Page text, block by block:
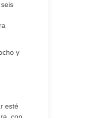
y
esté